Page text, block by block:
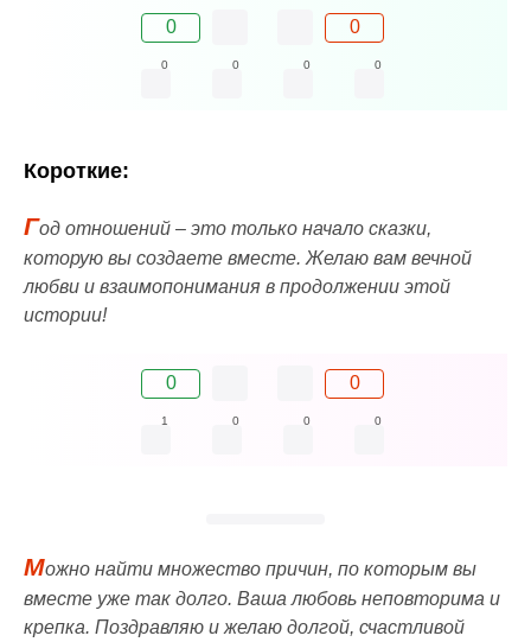
0 0
0 0 0 0
Короткие:
Год отношений – это только начало сказки,
которую вы создаете вместе. Желаю вам вечной
любви и взаимопонимания в продолжении этой
истории!
0 0
1 0 0 0
Можно найти множество причин, по которым вы
вместе уже так долго. Ваша любовь неповторима и
крепка. Поздравляю и желаю долгой, счастливой